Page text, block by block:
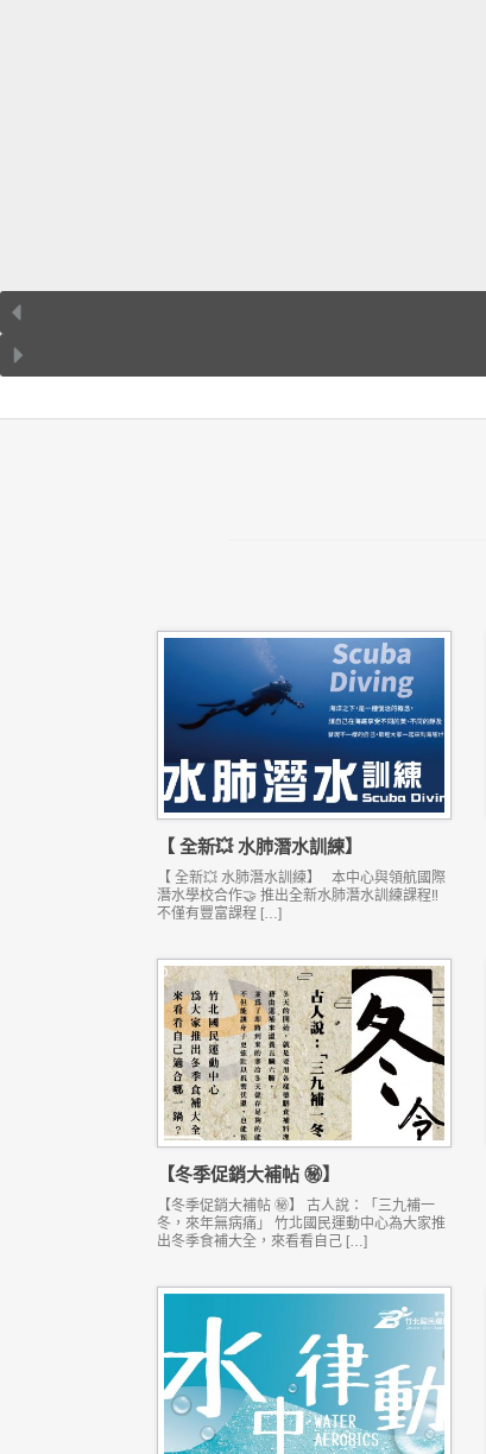
【 全新💥 水肺潛水訓練】
【 全新💥 水肺潛水訓練】 本中心與領航國際
潛水學校合作🤝 推出全新水肺潛水訓練課程‼
不僅有豐富課程 […]
【冬季促銷大補帖 ㊙】
【冬季促銷大補帖 ㊙】 古人說：「三九補一
冬，來年無病痛」 竹北國民運動中心為大家推
出冬季食補大全，來看看自己 […]